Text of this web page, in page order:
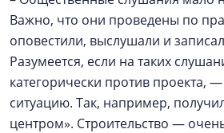
Важно, что они проведены по
оповестили, выслушали и
Разумеется, если на таких
категорически против проекта,
ситуацию. Так, например,
центром». Строительство —